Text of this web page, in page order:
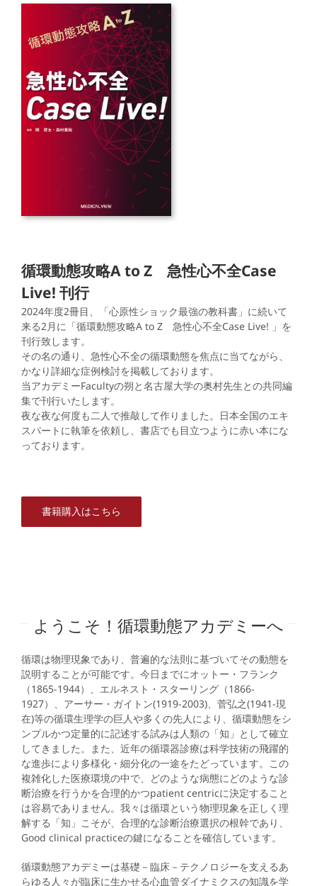
循環動態攻略A to Z 急性心不全Case
Live! 刊行
2024年度2冊目、「心原性ショック最強の教科書」に続いて
来る2月に「循環動態攻略A to Z 急性心不全Case Live! 」を
刊行致します。
その名の通り、急性心不全の循環動態を焦点に当てながら、
かなり詳細な症例検討を掲載しております。
当アカデミーFacultyの朔と名古屋大学の奥村先生との共同編
集で刊行いたします。
夜な夜な何度も二人で推敲して作りました。日本全国のエキ
スパートに執筆を依頼し、書店でも目立つように赤い本にな
っております。
書籍購入はこちら
ようこそ！循環動態アカデミーへ
循環は物理現象であり、普遍的な法則に基づいてその動態を
説明することが可能です。今日までにオットー・フランク
（1865-1944）、エルネスト・スターリング（1866-
1927）、アーサー・ガイトン(1919-2003)、菅弘之(1941-現
在)等の循環生理学の巨人や多くの先人により、循環動態をシ
ンプルかつ定量的に記述する試みは人類の「知」として確立
してきました。また、近年の循環器診療は科学技術の飛躍的
な進歩により多様化・細分化の一途をたどっています。この
複雑化した医療環境の中で、どのような病態にどのような診
断治療を行うかを合理的かつpatient centricに決定すること
は容易でありません。我々は循環という物理現象を正しく理
解する「知」こそが、合理的な診断治療選択の根幹であり、
Good clinical practiceの鍵になることを確信しています。
循環動態アカデミーは基礎－臨床－テクノロジーを支えるあ
らゆる人々が臨床に生かせる心血管ダイナミクスの知識を学